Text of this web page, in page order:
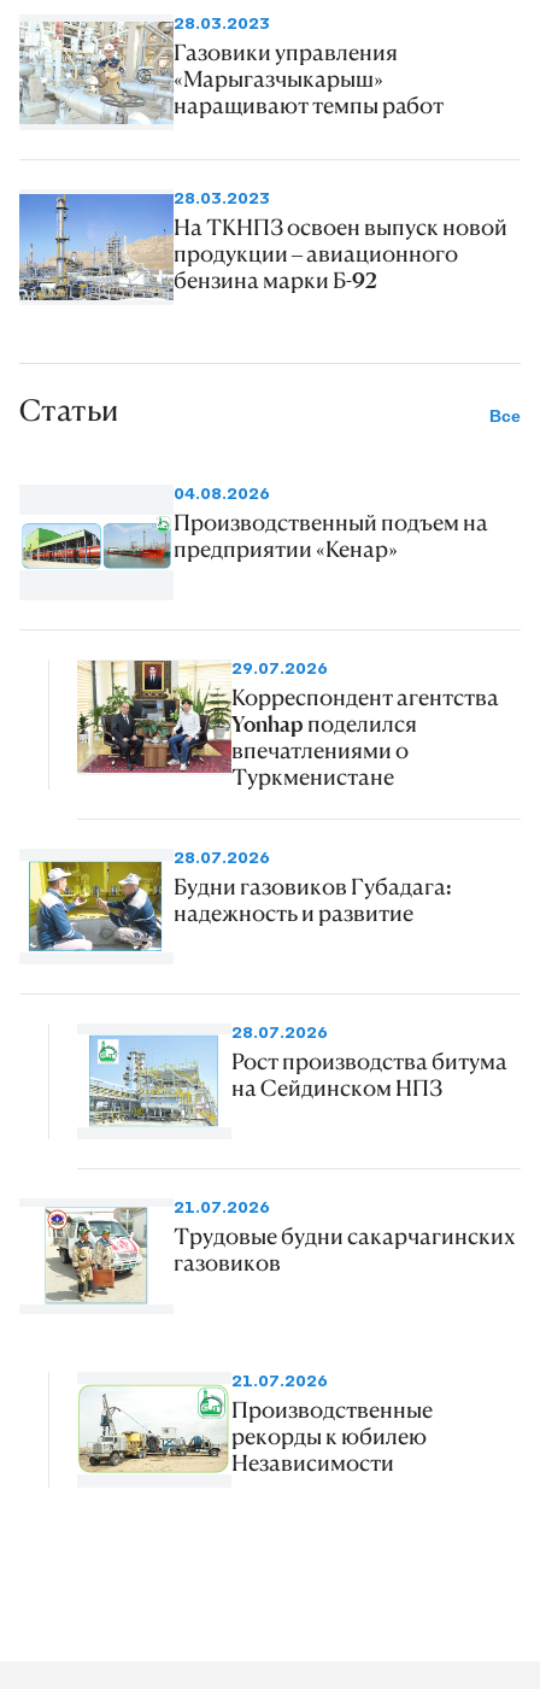
28.03.2023
Газовики управления
«Марыгазчыкарыш»
наращивают темпы работ
28.03.2023
На ТКНПЗ освоен выпуск новой
продукции – авиационного
бензина марки Б-92
Статьи Все
04.08.2026
Производственный подъем на
предприятии «Кенар»
29.07.2026
Корреспондент агентства
Yonhap поделился
впечатлениями о
Туркменистане
28.07.2026
Будни газовиков Губадага:
надежность и развитие
28.07.2026
Рост производства битума
на Сейдинском НПЗ
21.07.2026
Трудовые будни сакарчагинских
газовиков
21.07.2026
Производственные
рекорды к юбилею
Независимости